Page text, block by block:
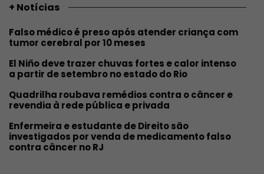
+ Notícias
Falso médico é preso após atender criança com
tumor cerebral por 10 meses
El Niño deve trazer chuvas fortes e calor intenso
a partir de setembro no estado do Rio
Quadrilha roubava remédios contra o câncer e
revendia à rede pública e privada
Enfermeira e estudante de Direito são
investigados por venda de medicamento falso
contra câncer no RJ